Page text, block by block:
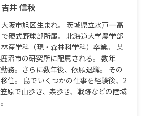
吉井 信秋
大阪市旭区生まれ。 茨城県立水戸一高
で硬式野球部所属。 北海道大学農学部
林産学科（現・森林科学科）卒業。 某
沼市の研究所に配属される。 数年
務。さらに数年後、依願退職。 その
住。 島でいくつかの仕事を経験後、2
原で山歩き、森歩き、戦跡などの陸域